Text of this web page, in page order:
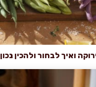
ואיך לבחור ולהכין נכון